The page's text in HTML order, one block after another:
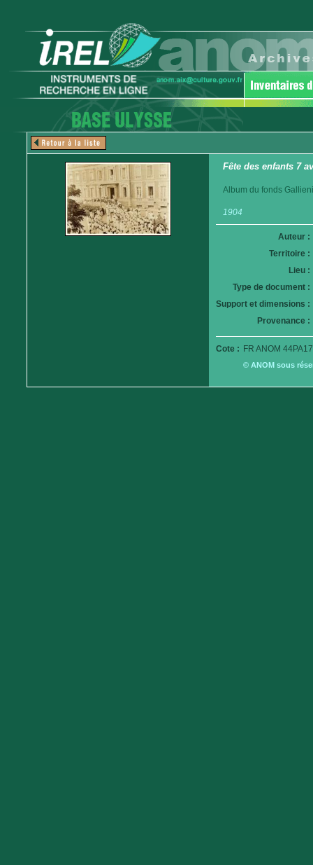
Fête des enfants 7
Album du fonds
1904
Auteur :
Territoire :
Lieu :
Type de document :
Support et dimensions :
Provenance :
Cote : FR ANOM
© ANOM sous